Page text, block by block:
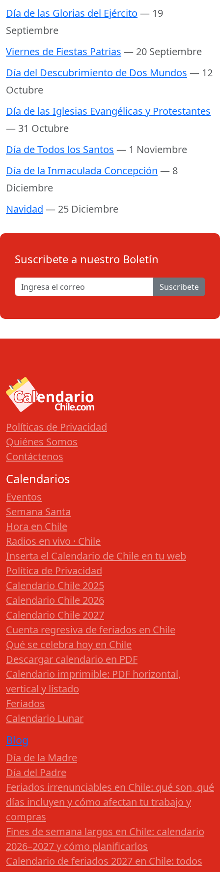
Día de las Glorias del Ejército — 19
Septiembre
Viernes de Fiestas Patrias — 20 Septiembre
Día del Descubrimiento de Dos Mundos — 12
Octubre
Día de las Iglesias Evangélicas y Protestantes
— 31 Octubre
Día de Todos los Santos — 1 Noviembre
Día de la Inmaculada Concepción — 8
Diciembre
Navidad — 25 Diciembre
Suscribete a nuestro Boletín
Suscribete
Políticas de Privacidad
Quiénes Somos
Contáctenos
Calendarios
Eventos
Semana Santa
Hora en Chile
Radios en vivo · Chile
Inserta el Calendario de Chile en tu web
Política de Privacidad
Calendario Chile 2025
Calendario Chile 2026
Calendario Chile 2027
Cuenta regresiva de feriados en Chile
Qué se celebra hoy en Chile
Descargar calendario en PDF
Calendario imprimible: PDF horizontal,
vertical y listado
Feriados
Calendario Lunar
Blog
Día de la Madre
Día del Padre
Feriados irrenunciables en Chile: qué son, qué
días incluyen y cómo afectan tu trabajo y
compras
Fines de semana largos en Chile: calendario
2026–2027 y cómo planificarlos
Calendario de feriados 2027 en Chile: todos